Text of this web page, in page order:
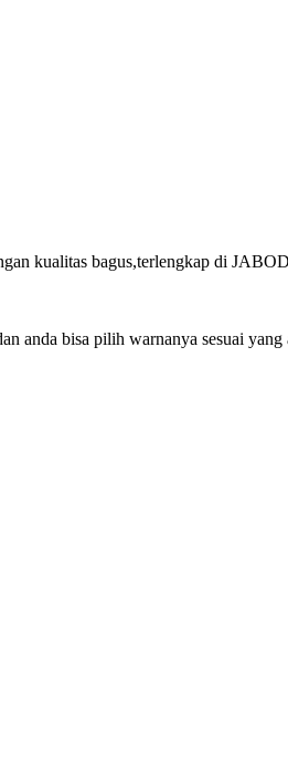
kualitas bagus,terlengkap di
anda bisa pilih warnanya sesuai yang